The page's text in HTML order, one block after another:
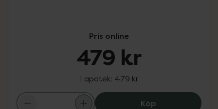
Pris online
479 kr
I apotek: 479 kr
KöpUnder Your